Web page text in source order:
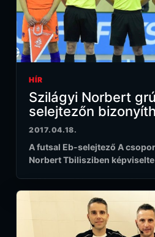
HÍR
Szilágyi Norbert
selejtezőn
2017.04.18.
A futsal Eb-selejtező A
Norbert Tbilisziben